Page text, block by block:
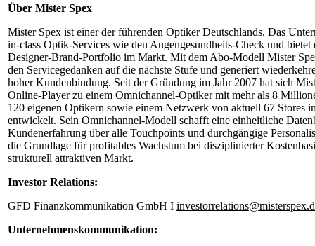
Über Mister Spex
Mister Spex ist einer der führenden Optiker Deutschlands. Das
in-class Optik-Services wie den Augengesundheits-Check und bietet
Designer-Brand-Portfolio im Markt. Mit dem Abo-Modell Mister
den Servicegedanken auf die nächste Stufe und generiert
hoher Kundenbindung. Seit der Gründung im Jahr 2007 hat sich
Online-Player zu einem Omnichannel-Optiker mit mehr als 8
120 eigenen Optikern sowie einem Netzwerk von aktuell 67 Stores
entwickelt. Sein Omnichannel-Modell schafft eine einheitliche
Kundenerfahrung über alle Touchpoints und durchgängige
die Grundlage für profitables Wachstum bei disziplinierter
strukturell attraktiven Markt.
Investor Relations:
GFD Finanzkommunikation GmbH I
Unternehmenskommunikation: